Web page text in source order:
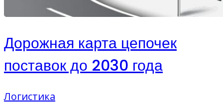
Дорожная карта цепочек
поставок до 2030 года
Логистика